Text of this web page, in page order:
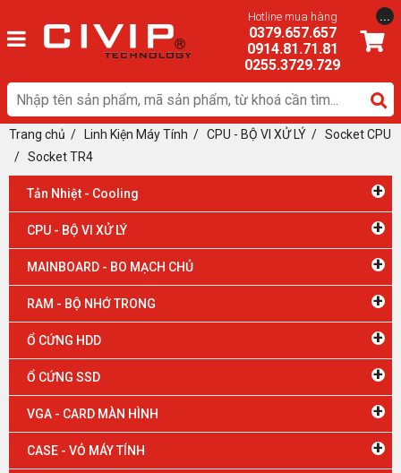
Hotline mua hàng
0379.657.657
0914.81.71.81
0255.3729.729
...
Trang chủ / Linh Kiện Máy Tính / CPU - BỘ VI XỬ LÝ / Socket CPU
/ Socket TR4
Tản Nhiệt - Cooling +
CPU - BỘ VI XỬ LÝ +
MAINBOARD - BO MẠCH CHỦ +
RAM - BỘ NHỚ TRONG +
Ổ CỨNG HDD +
Ổ CỨNG SSD +
VGA - CARD MÀN HÌNH +
CASE - VỎ MÁY TÍNH +